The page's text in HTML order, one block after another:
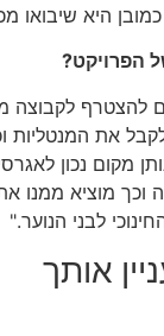
היא שיבואו
הפרויקט?
להצטרף לקבוצה
את המנטליות
מקום נכון
וכך מוציא ממנו
לבני הנוער."
אותך